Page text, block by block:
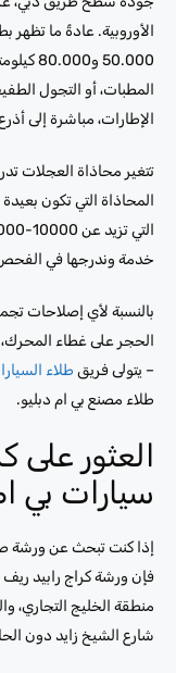
الأوروبية. عادةً ما تظهر
50.000
المطبات، أو التجول
الإطارات، مباشرة إلى
تتغير محاذاة العجلات
المحاذاة التي تكون
خدمة وندرجها في الفحص
بالنسبة لأي إصلاحات
الحجر على غطاء
– يتولى فريق طلاء
طلاء مصنع بي ام دبليو.
العثور على
سيارات بي
إذا كنت تبحث عن ورشة
فإن ورشة كراج رابيد
منطقة الخليج التجاري،
شارع الشيخ زايد دون